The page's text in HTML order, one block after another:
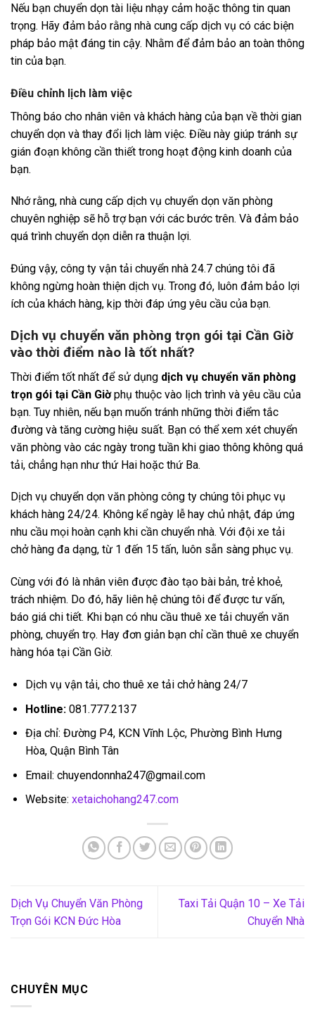
Nếu bạn chuyển dọn tài liệu nhạy cảm hoặc thông tin quan
trọng. Hãy đảm bảo rằng nhà cung cấp dịch vụ có các biện
pháp bảo mật đáng tin cậy. Nhằm để đảm bảo an toàn thông
tin của bạn.
Điều chỉnh lịch làm việc
Thông báo cho nhân viên và khách hàng của bạn về thời gian
chuyển dọn và thay đổi lịch làm việc. Điều này giúp tránh sự
gián đoạn không cần thiết trong hoạt động kinh doanh của
bạn.
Nhớ rằng, nhà cung cấp dịch vụ chuyển dọn văn phòng
chuyên nghiệp sẽ hỗ trợ bạn với các bước trên. Và đảm bảo
quá trình chuyển dọn diễn ra thuận lợi.
Đúng vậy, công ty vận tải chuyển nhà 24.7 chúng tôi đã
không ngừng hoàn thiện dịch vụ. Trong đó, luôn đảm bảo lợi
ích của khách hàng, kịp thời đáp ứng yêu cầu của bạn.
Dịch vụ chuyển văn phòng trọn gói tại Cần Giờ
vào thời điểm nào là tốt nhất?
Thời điểm tốt nhất để sử dụng dịch vụ chuyển văn phòng
trọn gói tại Cần Giờphụ thuộc vào lịch trình và yêu cầu của
bạn. Tuy nhiên, nếu bạn muốn tránh những thời điểm tắc
đường và tăng cường hiệu suất. Bạn có thể xem xét chuyển
văn phòng vào các ngày trong tuần khi giao thông không quá
tải, chẳng hạn như thứ Hai hoặc thứ Ba.
Dịch vụ chuyển dọn văn phòng công ty chúng tôi phục vụ
khách hàng 24/24. Không kể ngày lễ hay chủ nhật, đáp ứng
nhu cầu mọi hoàn cạnh khi cần chuyển nhà. Với đội xe tải
chở hàng đa dạng, từ 1 đến 15 tấn, luôn sẵn sàng phục vụ.
Cùng với đó là nhân viên được đào tạo bài bản, trẻ khoẻ,
trách nhiệm. Do đó, hãy liên hệ chúng tôi để được tư vấn,
báo giá chi tiết. Khi bạn có nhu cầu thuê xe tải chuyển văn
phòng, chuyển trọ. Hay đơn giản bạn chỉ cần thuê xe chuyển
hàng hóa tại Cần Giờ.
Dịch vụ vận tải, cho thuê xe tải chở hàng 24/7
Hotline:081.777.2137
Địa chỉ: Đường P4, KCN Vĩnh Lộc, Phường Bình Hưng
Hòa, Quận Bình Tân
Email: chuyendonnha247@gmail.com
Website: xetaichohang247.com
Dịch Vụ Chuyển Văn Phòng
Trọn Gói KCN Đức Hòa
Taxi Tải Quận 10 – Xe Tải
Chuyển Nhà
CHUYÊN MỤC